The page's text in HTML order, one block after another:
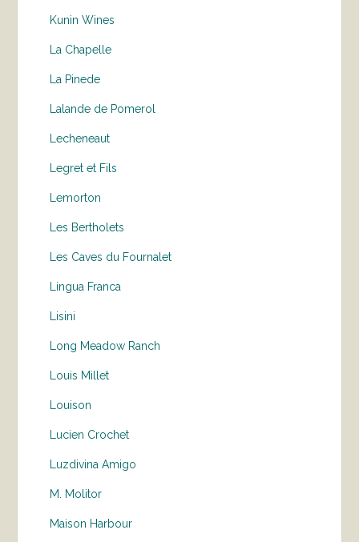
Kunin Wines
La Chapelle
La Pinede
Lalande de Pomerol
Lecheneaut
Legret et Fils
Lemorton
Les Bertholets
Les Caves du Fournalet
Lingua Franca
Lisini
Long Meadow Ranch
Louis Millet
Louison
Lucien Crochet
Luzdivina Amigo
M. Molitor
Maison Harbour